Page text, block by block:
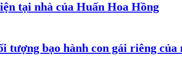
tại nhà của Huấn Hoa Hồng
tượng bạo hành con gái riêng của